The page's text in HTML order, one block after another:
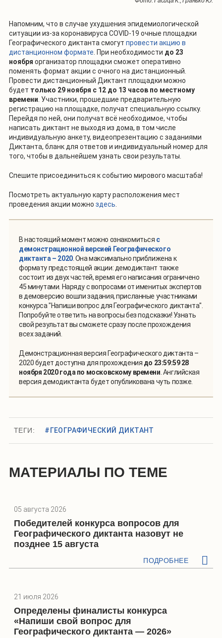
Напомним, что в случае ухудшения эпидемиологической
ситуации из-за коронавируса COVID-19 очные площадки
Географического диктанта смогут провести акцию в
дистанционном формате. При необходимости до 23
ноября организатор площадки сможет оперативно
поменять формат акции с очного на дистанционный.
Провести дистанционный Диктант площадки можно
будет только 29 ноября с 12 до 13 часов по местному
времени. Участники, прошедшие предварительную
регистрацию на площадке, получат специальную ссылку.
Перейдя по ней, они получат всё необходимое, чтобы
написать диктант не выходя из дома, в том числе
индивидуальную анкету, видеопрезентацию с заданиями
Диктанта, бланк для ответов и индивидуальный номер для
того, чтобы в дальнейшем узнать свои результаты.
Спешите присоединиться к событию мирового масштаба!
Посмотреть актуальную карту расположения мест
проведения акции можно здесь.
В настоящий момент можно ознакомиться с
демонстрационной версией Географического
диктанта – 2020. Она максимально приближена к
формату предстоящей акции: демодиктант также
состоит из двух частей, время его написания ограничено
45 минутами. Наряду с вопросами от именитых экспертов
в демоверсию вошли задания, присланные участниками
конкурса "Напиши вопрос для Географического диктанта".
Попробуйте ответить на вопросы без подсказки! Узнать
свой результат вы сможете сразу после прохождения
всех заданий.
Демонстрационная версия Географического диктанта –
2020 будет доступна для прохождения до 23:59:59 28
ноября 2020 года по московскому времени. Английская
версия демодиктанта будет опубликована чуть позже.
ТЕГИ: #ГЕОГРАФИЧЕСКИЙ ДИКТАНТ
МАТЕРИАЛЫ ПО ТЕМЕ
05 августа 2026
Победителей конкурса вопросов для
Географического диктанта назовут не
позднее 15 августа
ПОДРОБНЕЕ
21 июля 2026
Определены финалисты конкурса
«Напиши свой вопрос для
Географического диктанта — 2026»